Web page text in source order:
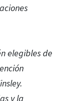
elegibles de